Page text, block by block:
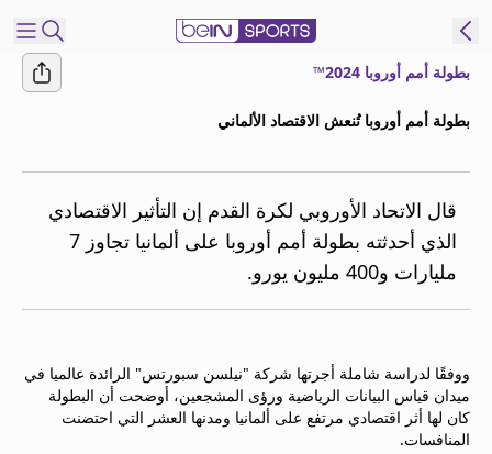
النسخة
MENA
إدارة
قائمة
النشرة
الإخبارية
بطولة أمم أوروبا 2024™
بطولة أمم أوروبا تُنعش الاقتصاد الألماني
قال الاتحاد الأوروبي لكرة القدم إن التأثير الاقتصادي
الذي أحدثته بطولة أمم أوروبا على ألمانيا تجاوز 7
مليارات و400 مليون يورو.
ووفقًا لدراسة شاملة أجرتها شركة "نيلسن سبورتس" الرائدة عالميا في
ميدان قياس البيانات الرياضية ورؤى المشجعين، أوضحت أن البطولة
كان لها أثر اقتصادي مرتفع على ألمانيا ومدنها العشر التي احتضنت
المنافسات.